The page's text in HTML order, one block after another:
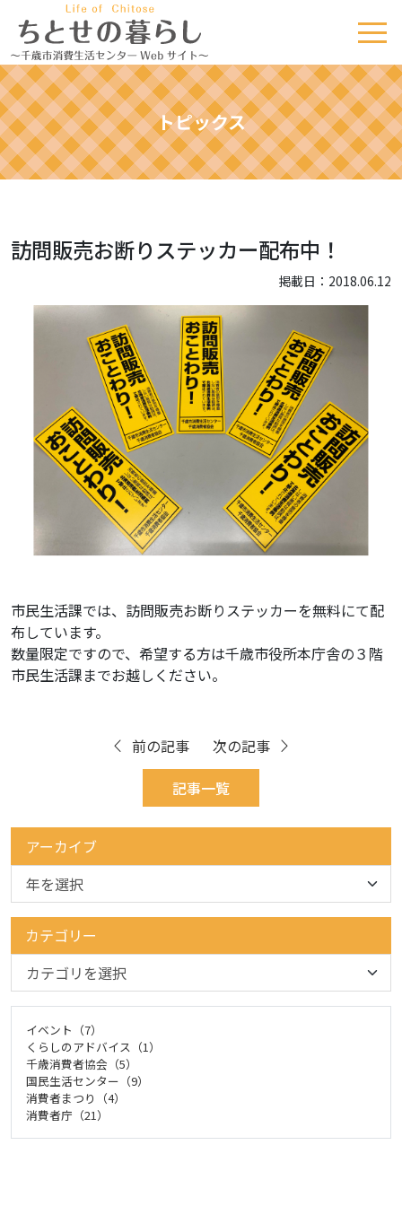
トピックス
訪問販売お断りステッカー配布中！
掲載日：2018.06.12
市民生活課では、訪問販売お断りステッカーを無料にて配
布しています。
数量限定ですので、希望する方は千歳市役所本庁舎の３階
市民生活課までお越しください。
前の記事
記事一覧
次の記事
アーカイブ
カテゴリー
イベント（7）
くらしのアドバイス（1）
千歳消費者協会（5）
国民生活センター（9）
消費者まつり（4）
消費者庁（21）